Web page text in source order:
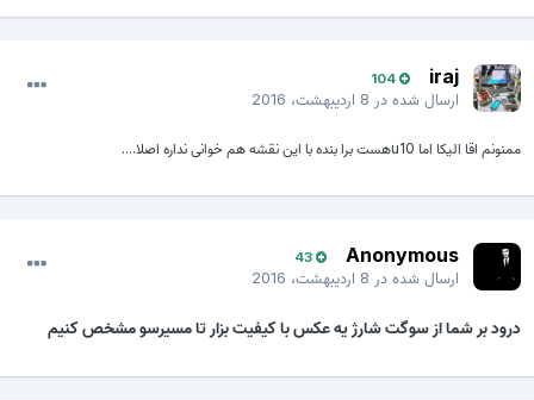
iraj
104
ارسال شده در8 اردیبهشت، 2016
ممنونم اقا الیکا اما u10هست برا بنده با این نقشه هم خوانی نداره اصلا....
Anonymous
43
ارسال شده در8 اردیبهشت، 2016
درود بر شما از سوگت شارژ یه عکس با کیفیت بزار تا مسیرسو مشخص کنیم